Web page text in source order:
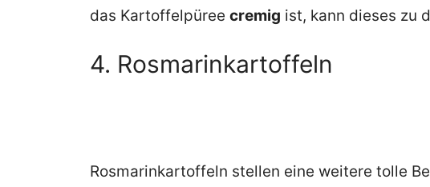
das Kartoffelpüree cremig ist, kann dieses zu
4. Rosmarinkartoffeln
Rosmarinkartoffeln stellen eine weitere tolle